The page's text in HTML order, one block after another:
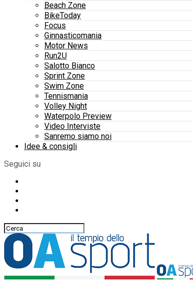
Beach Zone
BikeToday
Focus
Ginnasticomania
Motor News
Run2U
Salotto Bianco
Sprint Zone
Swim Zone
Tennismania
Volley Night
Waterpolo Preview
Video Interviste
Sanremo siamo noi
Idee & consigli
Seguici su